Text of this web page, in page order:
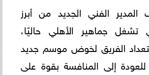
الفني الجديد من أبرز
تشغل جماهير الأهلي حاليًا،
الفريق لخوض موسم جديد
إلى المنافسة بقوة على